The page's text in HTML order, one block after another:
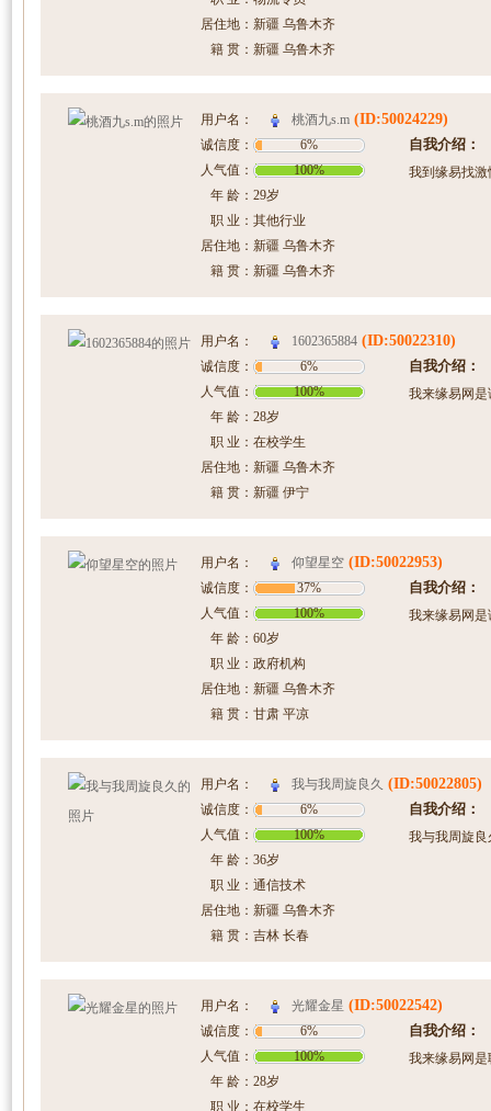
居住地： 新疆 乌鲁木齐
籍 贯： 新疆 乌鲁木齐
用户名： 桃酒九s.m (ID:50024229)
诚信度：
6%
人气值：
100%
年 龄： 29岁
职 业： 其他行业
居住地： 新疆 乌鲁木齐
籍 贯： 新疆 乌鲁木齐
自我介绍：
我到缘易找激
用户名： 1602365884 (ID:50022310)
诚信度：
6%
人气值：
100%
年 龄： 28岁
职 业： 在校学生
居住地： 新疆 乌鲁木齐
籍 贯： 新疆 伊宁
自我介绍：
我来缘易网
用户名： 仰望星空 (ID:50022953)
诚信度：
37%
人气值：
100%
年 龄： 60岁
职 业： 政府机构
居住地： 新疆 乌鲁木齐
籍 贯： 甘肃 平凉
自我介绍：
我来缘易网
用户名： 我与我周旋良久 (ID:50022805)
诚信度：
6%
人气值：
100%
年 龄： 36岁
职 业： 通信技术
居住地： 新疆 乌鲁木齐
籍 贯： 吉林 长春
自我介绍：
我与我周旋良
用户名： 光耀金星 (ID:50022542)
诚信度：
6%
人气值：
100%
年 龄： 28岁
职 业： 在校学生
自我介绍：
我来缘易网是